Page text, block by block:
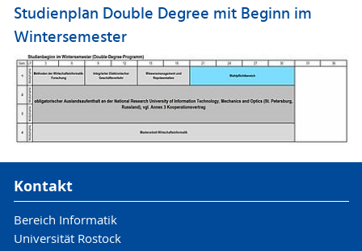
Studienplan Double Degree mit Beginn im
Wintersemester
Kontakt
Bereich Informatik
Universität Rostock